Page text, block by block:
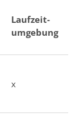
Laufzeit-
umgebung
x